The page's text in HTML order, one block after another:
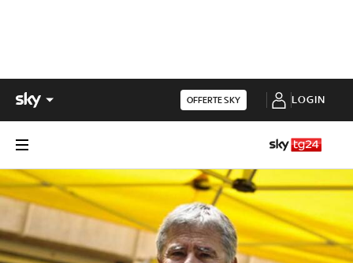
OFFERTE SKY LOGIN